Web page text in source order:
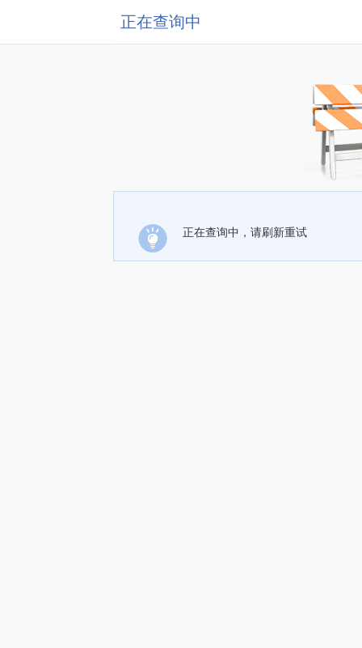
正在查询中
正在查询中，请刷新重试